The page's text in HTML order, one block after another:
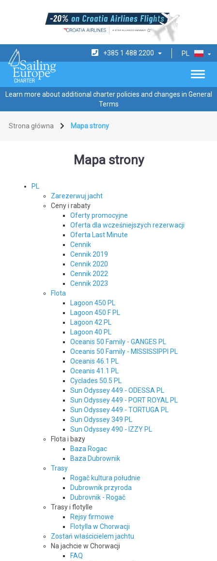
PL
+385 1 488 2200
Learn more about additional charter policies and changes in General
Terms
Strona główna Mapa strony
Mapa strony
PL
Zarezerwuj jacht
Ceny i rabaty
Oferty promocyjne
Oferta dla wcześniejszych rezerwacji
Oferta Last Minute
Cennik
Cennik 2019
Cennik 2020
Cennik 2022
Cennik 2023
Flota
Lagoon 450 PL
Lagoon 450 F PL
Lagoon 42 PL
Lagoon 40 PL
Oceanis 50 Family - GANGES PL
Oceanis 50 Family - MISSISSIPPI PL
Oceanis 46.1 PL
Oceanis 41.1 PL
Cyclades 50.5 PL
Sun Odyssey 449 - ODESSA PL
Sun Odyssey 449 - PORT ROYAL PL
Sun Odyssey 449 - TORTUGA PL
Sun Odyssey 349 PL
Sun Odyssey 490 - IZZY PL
Flota i bazy
Baza Rogac
Baza Dubrownik
Trasy
Rogač kultura południe
Dubrownik przyroda
Dubrovnik - Rogač
Trasy i flotylle
Rejsy firmowe
Flotylla w Chorwacji
Zostań właścicielem jachtu
Na jachcie w Chorwacji
FAQ